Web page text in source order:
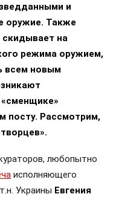
и
оружие. Также
скидывает на
режима оружием,
всем новым
посту. Рассмотрим,
любопытно
исполняющего
Украины Евгения